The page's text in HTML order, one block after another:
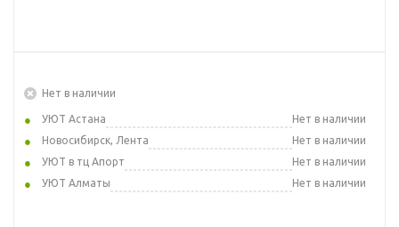
Нет в наличии
УЮТ Астана
Нет в наличии
Новосибирск, Лента
Нет в наличии
УЮТ в тц Апорт
Нет в наличии
УЮТ Алматы
Нет в наличии